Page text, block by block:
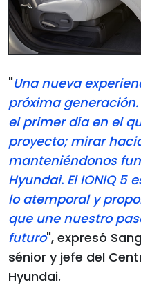
"Una nueva
próxima
el primer día en el
proyecto; mirar
manteniéndonos
Hyundai. El IONIQ 5
lo atemporal y
que une nuestro
futuro", expresó
sénior y jefe del
Hyundai.